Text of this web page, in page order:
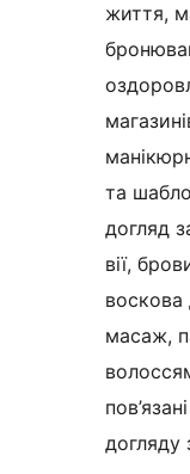
життя,
та
догляд
вії,
воскова
масаж,
догляду